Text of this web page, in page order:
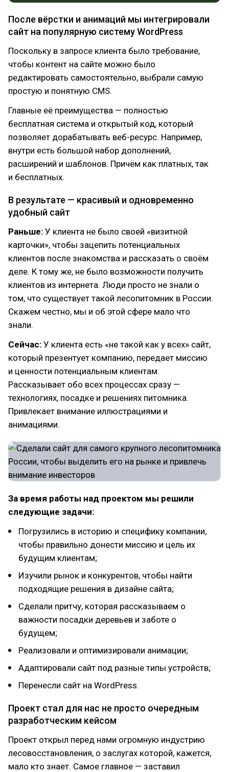
После вёрстки и анимаций мы интегрировали
сайт на популярную систему WordPress
Поскольку в запросе клиента было требование,
чтобы контент на сайте можно было
редактировать самостоятельно, выбрали самую
простую и понятную CMS.
Главные её преимущества — полностью
бесплатная система и открытый код, который
позволяет дорабатывать веб-ресурс. Например,
внутри есть большой набор дополнений,
расширений и шаблонов. Причём как платных, так
и бесплатных.
В результате — красивый и одновременно
удобный сайт
Раньше: У клиента не было своей «визитной
карточки», чтобы зацепить потенциальных
клиентов после знакомства и рассказать о своём
деле. К тому же, не было возможности получить
клиентов из интернета. Люди просто не знали о
том, что существует такой лесопитомник в России.
Скажем честно, мы и об этой сфере мало что
знали.
Сейчас: У клиента есть «не такой как у всех» сайт,
который презентует компанию, передает миссию
и ценности потенциальным клиентам.
Рассказывает обо всех процессах сразу —
технологиях, посадке и решениях питомника.
Привлекает внимание иллюстрациями и
анимациями.
За время работы над проектом мы решили
следующие задачи:
Погрузились в историю и специфику компании,
чтобы правильно донести миссию и цель их
будущим клиентам;
Изучили рынок и конкурентов, чтобы найти
подходящие решения в дизайне сайта;
Сделали притчу, которая рассказываем о
важности посадки деревьев и заботе о
будущем;
Реализовали и оптимизировали анимации;
Адаптировали сайт под разные типы устройств;
Перенесли сайт на WordPress.
Проект стал для нас не просто очередным
разработческим кейсом
Проект открыл перед нами огромную индустрию
лесовосстановления, о заслугах которой, кажется,
мало кто знает. Самое главное — заставил